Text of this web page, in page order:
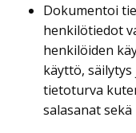
Dokumentoi
henkilötiedot
henkilöiden
käyttö,
tietoturva
salasanat